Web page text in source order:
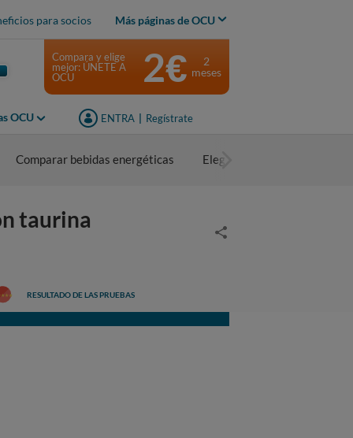
para socios Más páginas de OCU
OCU ENTRA Regístrate
Compara y elige
mejor: ÚNETE A
OCU
2€
2
meses
Comparar bebidas energéticas Elegir bebidas energéticas
taurina
RESULTADO DE LAS PRUEBAS